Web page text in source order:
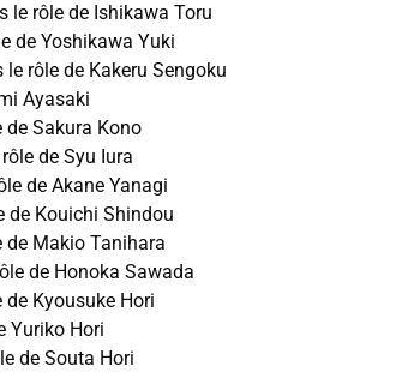
le rôle de Ishikawa Toru
de Yoshikawa Yuki
rôle de Kakeru Sengoku
Ayasaki
de Sakura Kono
de Syu Iura
de Akane Yanagi
de Kouichi Shindou
de Makio Tanihara
de Honoka Sawada
de Kyousuke Hori
Yuriko Hori
de Souta Hori